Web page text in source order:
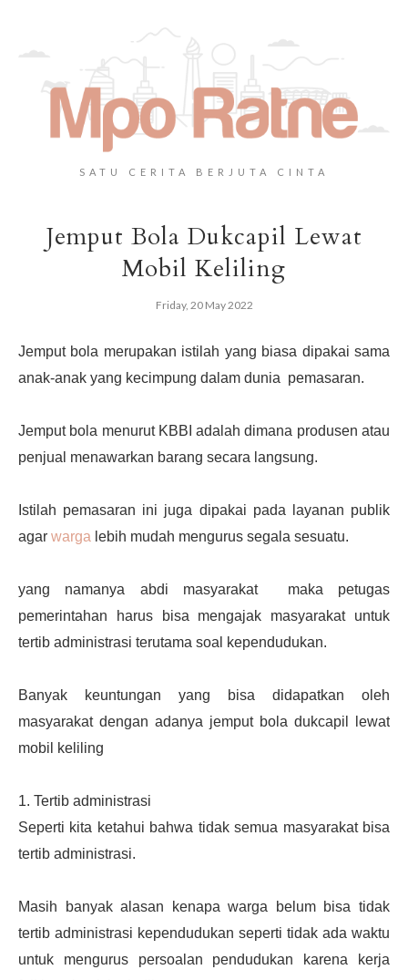
SATU CERITA BERJUTA CINTA
Jemput Bola Dukcapil Lewat
Mobil Keliling
Friday, 20 May 2022
Jemput bola merupakan istilah yang biasa dipakai sama
anak-anak yang kecimpung dalam dunia pemasaran.
Jemput bola menurut KBBI adalah dimana produsen atau
penjual menawarkan barang secara langsung.
Istilah pemasaran ini juga dipakai pada layanan publik
agar warga lebih mudah mengurus segala sesuatu.
yang namanya abdi masyarakat maka petugas
pemerintahan harus bisa mengajak masyarakat untuk
tertib administrasi terutama soal kependudukan.
Banyak keuntungan yang bisa didapatkan oleh
masyarakat dengan adanya jemput bola dukcapil lewat
mobil keliling
1. Tertib administrasi
Seperti kita ketahui bahwa tidak semua masyarakat bisa
tertib administrasi.
Masih banyak alasan kenapa warga belum bisa tidak
tertib administrasi kependudukan seperti tidak ada waktu
untuk mengurus persoalan pendudukan karena kerja